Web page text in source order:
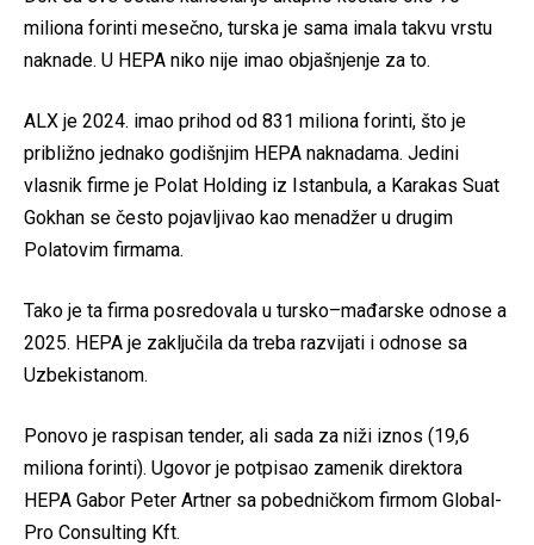
miliona forinti mesečno, turska je sama imala takvu vrstu
naknade. U HEPA niko nije imao objašnjenje za to.
ALX je 2024. imao prihod od 831 miliona forinti, što je
približno jednako godišnjim HEPA naknadama. Jedini
vlasnik firme je Polat Holding iz Istanbula, a Karakas Suat
Gokhan se često pojavljivao kao menadžer u drugim
Polatovim firmama.
Tako je ta firma posredovala u tursko–mađarske odnose a
2025. HEPA je zaključila da treba razvijati i odnose sa
Uzbekistanom.
Ponovo je raspisan tender, ali sada za niži iznos (19,6
miliona forinti). Ugovor je potpisao zamenik direktora
HEPA Gabor Peter Artner sa pobedničkom firmom Global-
Pro Consulting Kft.